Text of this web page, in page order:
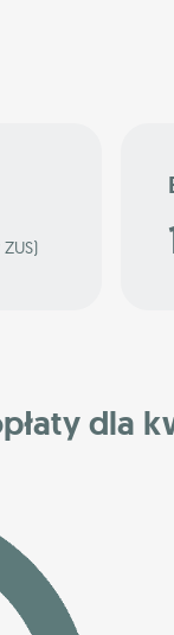
dla